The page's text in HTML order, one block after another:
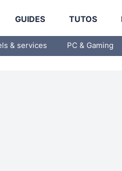
GUIDES TUTOS
& services PC & Gaming